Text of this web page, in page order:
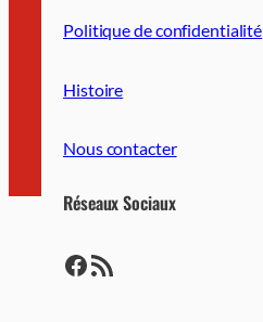
Politique de confidentialité
Histoire
Nous contacter
Réseaux Sociaux
https://www.facebook.com/LausanneUSL/ https://lausanne-usl.ch/feed/